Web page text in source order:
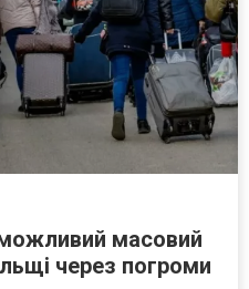
масовий
через погроми